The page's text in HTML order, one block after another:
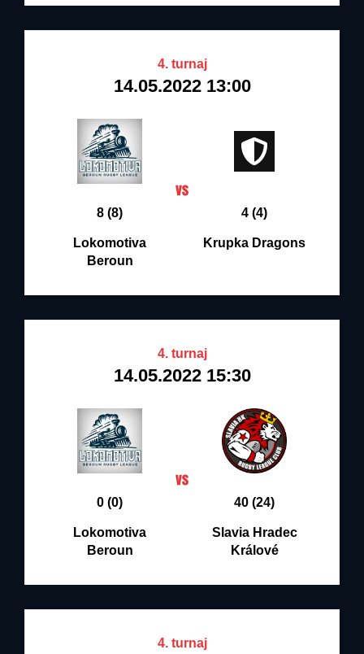
4. turnaj
14.05.2022 13:00
8 (8)
Lokomotiva
Beroun
4 (4)
Krupka Dragons
4. turnaj
14.05.2022 15:30
0 (0)
Lokomotiva
Beroun
40 (24)
Slavia Hradec
Králové
4. turnaj